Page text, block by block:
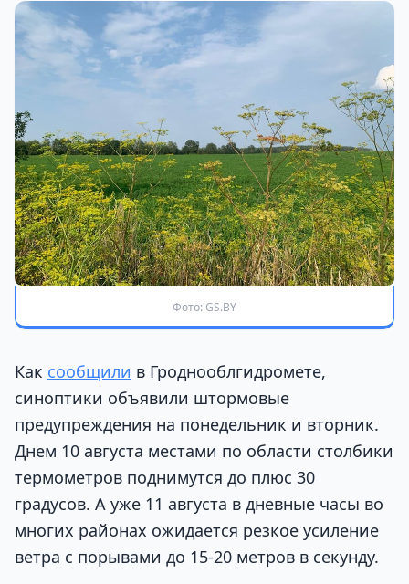
Фото: GS.BY
Как сообщили в Гроднооблгидромете,
синоптики объявили штормовые
предупреждения на понедельник и вторник.
Днем 10 августа местами по области столбики
термометров поднимутся до плюс 30
градусов. А уже 11 августа в дневные часы во
многих районах ожидается резкое усиление
ветра с порывами до 15-20 метров в секунду.